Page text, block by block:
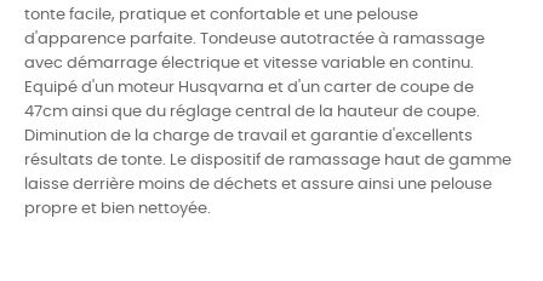
tonte facile, pratique et confortable et une pelouse
d'apparence parfaite. Tondeuse autotractée à ramassage
avec démarrage électrique et vitesse variable en continu.
Equipé d'un moteur Husqvarna et d'un carter de coupe de
47cm ainsi que du réglage central de la hauteur de coupe.
Diminution de la charge de travail et garantie d'excellents
résultats de tonte. Le dispositif de ramassage haut de gamme
laisse derrière moins de déchets et assure ainsi une pelouse
propre et bien nettoyée.